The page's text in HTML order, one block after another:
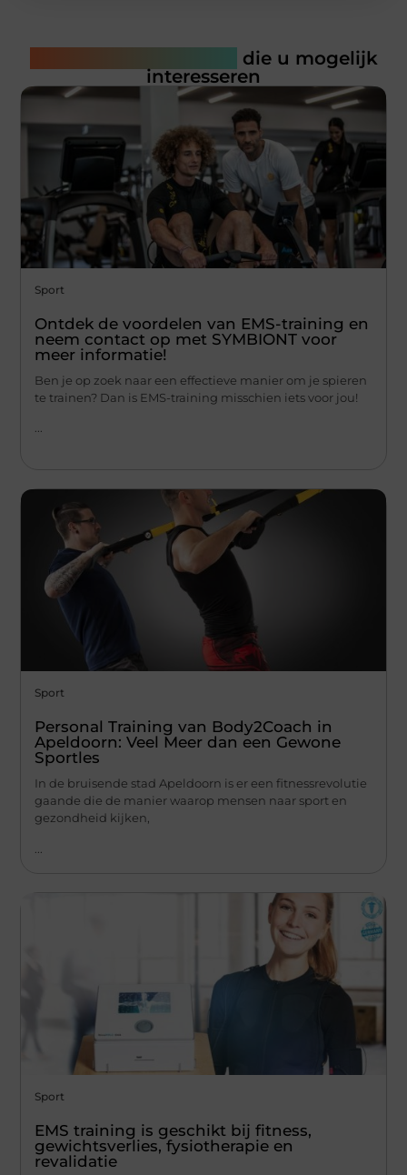
die u mogelijk
interesseren
Sport
Ontdek de voordelen van EMS-training en
neem contact op met SYMBIONT voor
meer informatie!
Ben je op zoek naar een effectieve manier om je spieren
te trainen? Dan is EMS-training misschien iets voor jou!
...
Sport
Personal Training van Body2Coach in
Apeldoorn: Veel Meer dan een Gewone
Sportles
In de bruisende stad Apeldoorn is er een fitnessrevolutie
gaande die de manier waarop mensen naar sport en
gezondheid kijken,
Sport
EMS training is geschikt bij fitness,
gewichtsverlies, fysiotherapie en
revalidatie